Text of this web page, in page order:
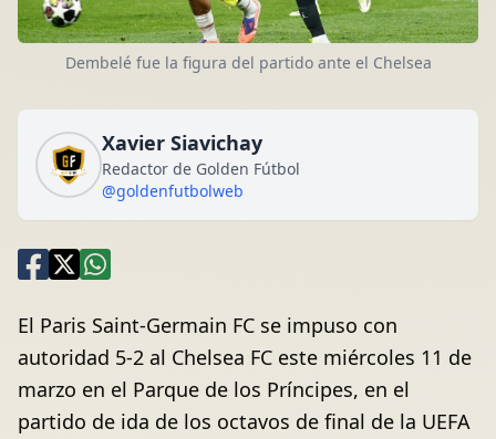
Dembelé fue la figura del partido ante el Chelsea
Xavier Siavichay
Redactor de Golden Fútbol
@goldenfutbolweb
El Paris Saint-Germain FC se impuso con
autoridad 5-2 al Chelsea FC este miércoles 11 de
marzo en el Parque de los Príncipes, en el
partido de ida de los octavos de final de la UEFA